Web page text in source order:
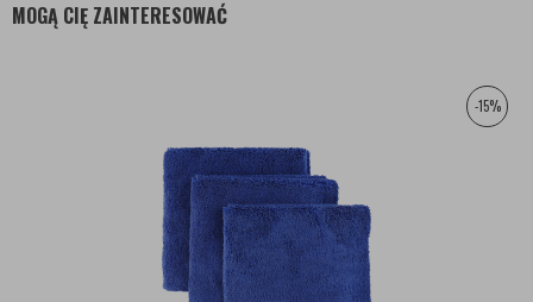
MOGĄ CIĘ ZAINTERESOWAĆ
-15%